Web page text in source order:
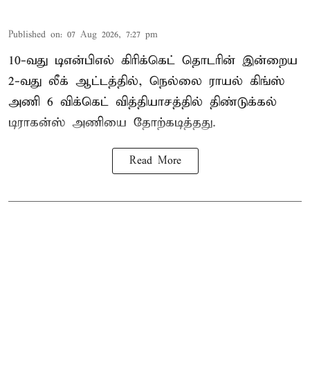
Published on: 07 Aug 2026, 7:27 pm
10-வது டிஎன்பிஎல் கிரிக்கெட் தொடரின் இன்றைய
2-வது லீக் ஆட்டத்தில், நெல்லை ராயல் கிங்ஸ்
அணி 6 விக்கெட் வித்தியாசத்தில் திண்டுக்கல்
டிராகன்ஸ் அணியை தோற்கடித்தது.
Read More